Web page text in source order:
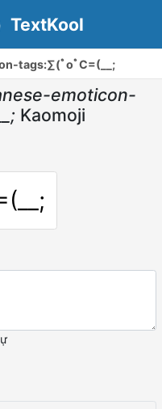
TextKool
tags:∑(ﾟoﾟC=(__;
emoticon-
Kaomoji